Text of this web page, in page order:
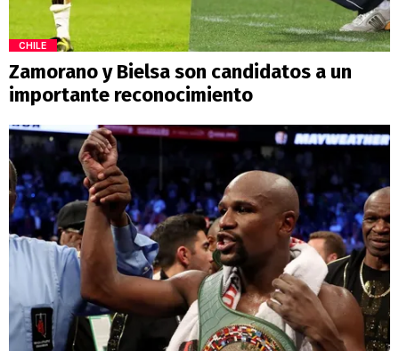
CHILE
Zamorano y Bielsa son candidatos a un
importante reconocimiento